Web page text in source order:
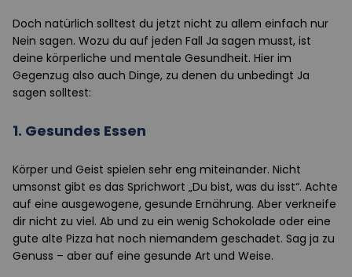
Doch natürlich solltest du jetzt nicht zu allem einfach nur
Nein sagen. Wozu du auf jeden Fall Ja sagen musst, ist
deine körperliche und mentale Gesundheit. Hier im
Gegenzug also auch Dinge, zu denen du unbedingt Ja
sagen solltest:
1. Gesundes Essen
Körper und Geist spielen sehr eng miteinander. Nicht
umsonst gibt es das Sprichwort „Du bist, was du isst“. Achte
auf eine ausgewogene, gesunde Ernährung. Aber verkneife
dir nicht zu viel. Ab und zu ein wenig Schokolade oder eine
gute alte Pizza hat noch niemandem geschadet. Sag ja zu
Genuss – aber auf eine gesunde Art und Weise.